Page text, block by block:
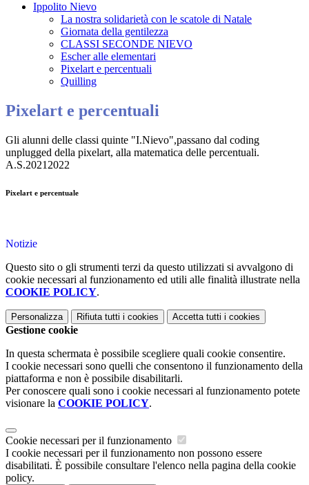
Ippolito Nievo
La nostra solidarietà con le scatole di Natale
Giornata della gentilezza
CLASSI SECONDE NIEVO
Escher alle elementari
Pixelart e percentuali
Quilling
Pixelart e percentuali
Gli alunni delle classi quinte "I.Nievo",passano dal coding
unplugged della pixelart, alla matematica delle percentuali.
A.S.20212022
Pixelart e percentuale
Notizie
Questo sito o gli strumenti terzi da questo utilizzati si avvalgono di
cookie necessari al funzionamento ed utili alle finalità illustrate nella
COOKIE POLICY.
Personalizza Rifiuta tutti i cookies Accetta tutti i cookies
Gestione cookie
In questa schermata è possibile scegliere quali cookie consentire.
I cookie necessari sono quelli che consentono il funzionamento della
piattaforma e non è possibile disabilitarli.
Per conoscere quali sono i cookie necessari al funzionamento potete
visionare la COOKIE POLICY.
Cookie necessari per il funzionamento
I cookie necessari per il funzionamento non possono essere
disabilitati. È possibile consultare l'elenco nella pagina della cookie
policy.